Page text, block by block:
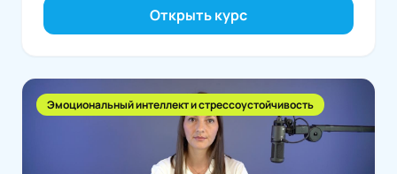
Открыть курс
Эмоциональный интеллект и стрессоустойчивость